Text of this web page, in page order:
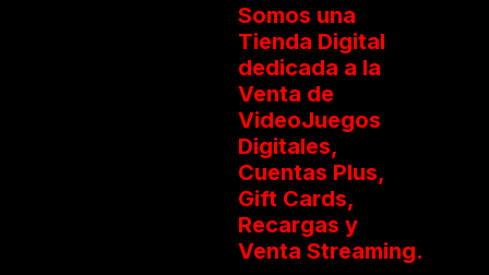
Somos una
Tienda Digital
dedicada a la
Venta de
VideoJuegos
Digitales,
Cuentas Plus,
Gift Cards,
Recargas y
Venta Streaming.